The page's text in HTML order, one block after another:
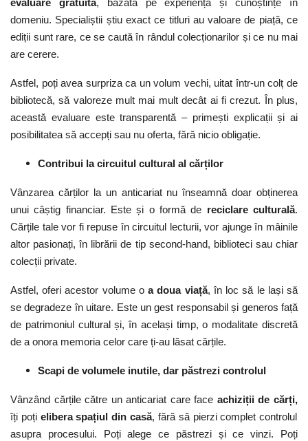
domeniu. Specialiștii știu exact ce titluri au valoare de piață, ce
ediții sunt rare, ce se caută în rândul colecționarilor și ce nu mai
are cerere.
Astfel, poți avea surpriza ca un volum vechi, uitat într-un colț de
bibliotecă, să valoreze mult mai mult decât ai fi crezut. În plus,
această evaluare este transparentă – primești explicații și ai
posibilitatea să accepți sau nu oferta, fără nicio obligație.
Contribui la circuitul cultural al cărților
Vânzarea cărților la un anticariat nu înseamnă doar obținerea
unui câștig financiar. Este și o formă de reciclare culturală.
Cărțile tale vor fi repuse în circuitul lecturii, vor ajunge în mâinile
altor pasionați, în librării de tip second-hand, biblioteci sau chiar
colecții private.
Astfel, oferi acestor volume oa doua viață, în loc să le lași să
se degradeze în uitare. Este un gest responsabil și generos față
de patrimoniul cultural și, în același timp, o modalitate discretă
de a onora memoria celor care ți-au lăsat cărțile.
Scapi de volumele inutile, dar păstrezi controlul
Vânzând cărțile către un anticariat care face achiziții de cărți,
îți poți elibera spațiul din casă, fără să pierzi complet controlul
asupra procesului. Poți alege ce păstrezi și ce vinzi. Poți